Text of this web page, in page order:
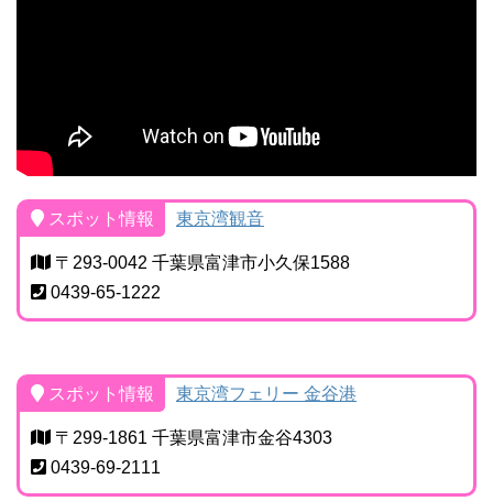
スポット情報 東京湾観音
〒293-0042 千葉県富津市小久保1588
0439-65-1222
スポット情報 東京湾フェリー 金谷港
〒299-1861 千葉県富津市金谷4303
0439-69-2111